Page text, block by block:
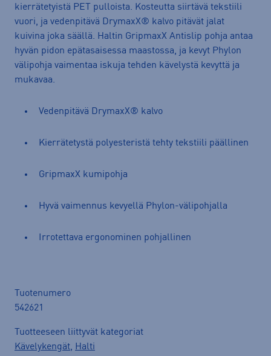
kierrätetyistä PET pulloista. Kosteutta siirtävä tekstiili
vuori, ja vedenpitävä DrymaxX® kalvo pitävät jalat
kuivina joka säällä. Haltin GripmaxX Antislip pohja antaa
hyvän pidon epätasaisessa maastossa, ja kevyt Phylon
välipohja vaimentaa iskuja tehden kävelystä kevyttä ja
mukavaa.
Vedenpitävä DrymaxX® kalvo
Kierrätetystä polyesteristä tehty tekstiili päällinen
GripmaxX kumipohja
Hyvä vaimennus kevyellä Phylon-välipohjalla
Irrotettava ergonominen pohjallinen
Tuotenumero
542621
Tuotteeseen liittyvät kategoriat
Kävelykengät, Halti